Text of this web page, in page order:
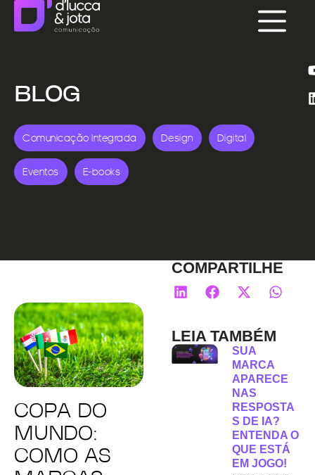
BLOG
Comunicação Integrada Design Digital
Eventos E-books
COPA DO
MUNDO:
COMO AS
COMPARTILHE
LEIA TAMBÉM
SUA
MARCA
APARECE
NAS
RESPOSTA
S DE IA?
ENTENDA O
QUE ESTÁ
EM JOGO!